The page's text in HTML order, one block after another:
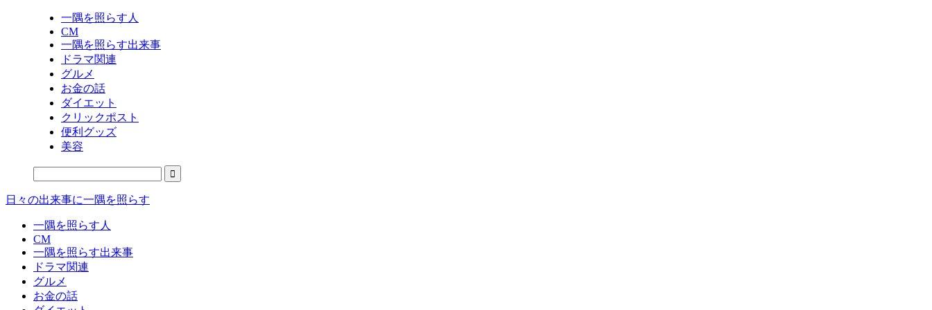
一隅を照らす人
CM
一隅を照らす出来事
ドラマ関連
グルメ
お金の話
ダイエット
クリックポスト
便利グッズ
美容
日々の出来事に一隅を照らす
一隅を照らす人
CM
一隅を照らす出来事
ドラマ関連
グルメ
お金の話